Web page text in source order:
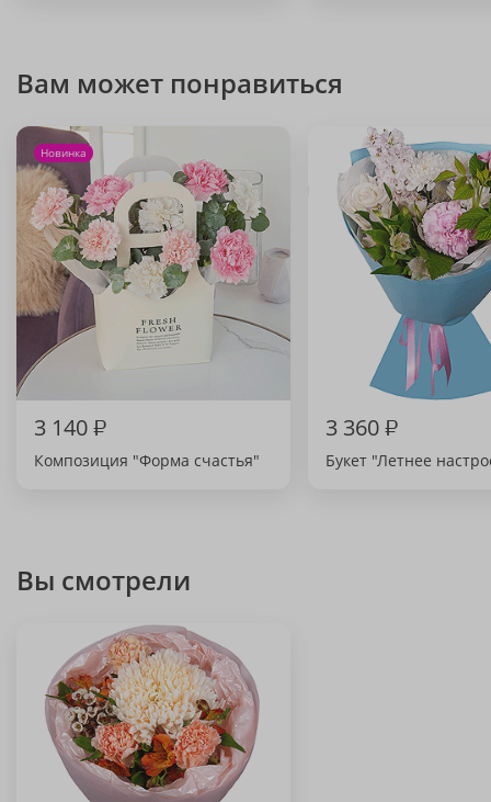
Вам может понравиться
Новинка
3 140₽
Композиция "Форма счастья"
3 360₽
Букет "Летнее
Вы смотрели